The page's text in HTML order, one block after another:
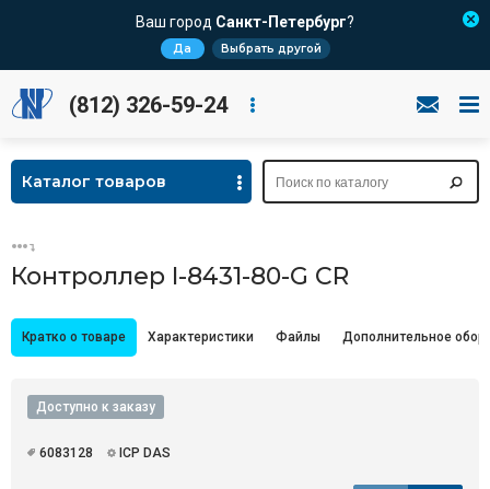
Ваш город Санкт-Петербург?
Да Выбрать другой
(812) 326-59-24
Каталог товаров
Контроллер I-8431-80-G CR
Кратко о товаре Характеристики Файлы Дополнительное
Доступно к заказу
6083128 ICP DAS